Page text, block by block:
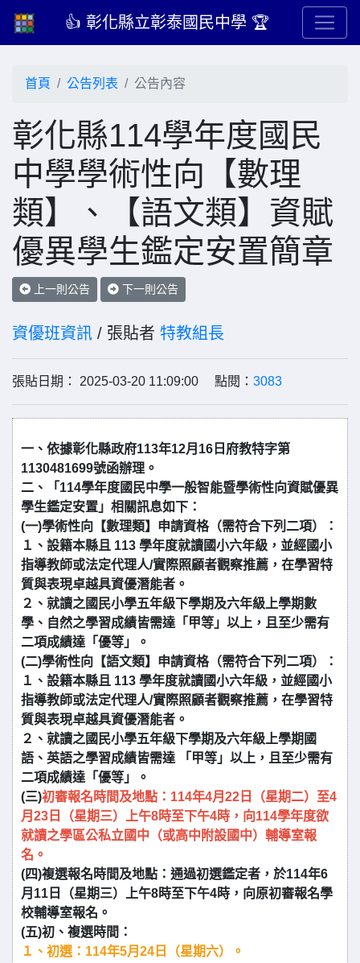
👍 彰化縣立彰泰國民中學 🏆
首頁 公告列表 公告內容
彰化縣114學年度國民
中學學術性向【數理
類】、【語文類】資賦
優異學生鑑定安置簡章
上一則公告 下一則公告
資優班資訊 / 張貼者 特教組長
張貼日期： 2025-03-20 11:09:00 點閱： 3083
一、依據彰化縣政府113年12月16日府教特字第
1130481699號函辦理。
二、「114學年度國民中學一般智能暨學術性向資賦優異
學生鑑定安置」相關訊息如下：
(一)學術性向【數理類】申請資格（需符合下列二項）：
１、設籍本縣且 113 學年度就讀國小六年級，並經國小
指導教師或法定代理人/實際照顧者觀察推薦，在學習特
質與表現卓越具資優潛能者。
２、就讀之國民小學五年級下學期及六年級上學期數
學、自然之學習成績皆需達「甲等」以上，且至少需有
二項成績達「優等」。
(二)學術性向【語文類】申請資格（需符合下列二項）：
１、設籍本縣且 113 學年度就讀國小六年級，並經國小
指導教師或法定代理人/實際照顧者觀察推薦，在學習特
質與表現卓越具資優潛能者。
２、就讀之國民小學五年級下學期及六年級上學期國
語、英語之學習成績皆需達 「甲等」以上，且至少需有
二項成績達「優等」。
(三)初審報名時間及地點：114年4月22日（星期二）至4
月23日（星期三）上午8時至下午4時，向114學年度欲
就讀之學區公私立國中（或高中附設國中）輔導室報
名。
(四)複選報名時間及地點：通過初選鑑定者，於114年6
月11日（星期三）上午8時至下午4時，向原初審報名學
校輔導室報名。
(五)初、複選時間：
１、初選：114年5月24日（星期六）。